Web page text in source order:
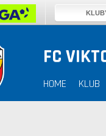
FC
HOME KLUB